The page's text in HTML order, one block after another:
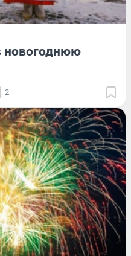
новогоднюю
2